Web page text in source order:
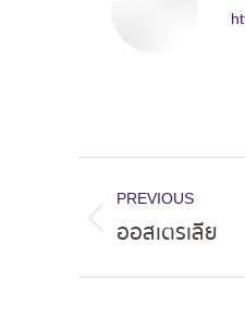
navigation
PREVIOUS
Previous
ออสเตรเลีย